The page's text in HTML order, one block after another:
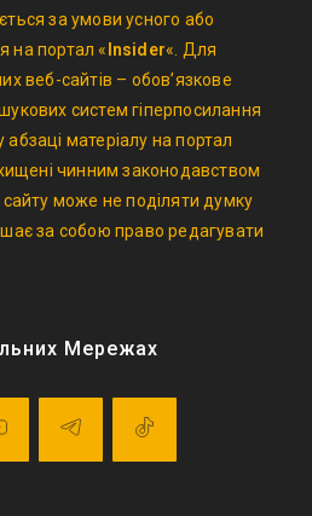
за умови усного або
на портал « Insider«. Для
веб-сайтів – обов’язкове
систем гіперпосилання
матеріалу на портал
чинним законодавством
сайту може не поділяти думку
за собою право редагувати
Мережах